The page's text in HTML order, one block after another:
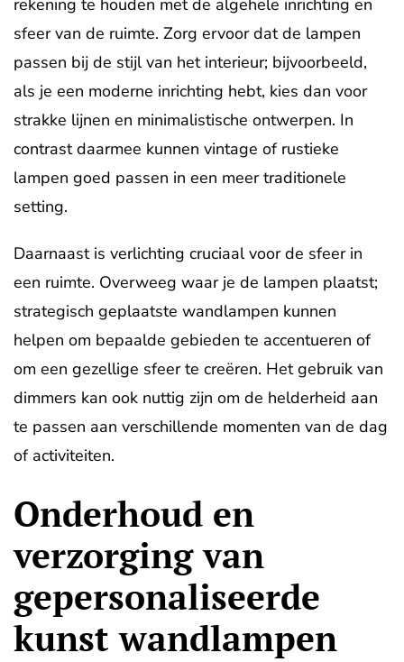
rekening te houden met de algehele inrichting en
sfeer van de ruimte. Zorg ervoor dat de lampen
passen bij de stijl van het interieur; bijvoorbeeld,
als je een moderne inrichting hebt, kies dan voor
strakke lijnen en minimalistische ontwerpen. In
contrast daarmee kunnen vintage of rustieke
lampen goed passen in een meer traditionele
setting.
Daarnaast is verlichting cruciaal voor de sfeer in
een ruimte. Overweeg waar je de lampen plaatst;
strategisch geplaatste wandlampen kunnen
helpen om bepaalde gebieden te accentueren of
om een gezellige sfeer te creëren. Het gebruik van
dimmers kan ook nuttig zijn om de helderheid aan
te passen aan verschillende momenten van de dag
of activiteiten.
Onderhoud en
verzorging van
gepersonaliseerde
kunst wandlampen